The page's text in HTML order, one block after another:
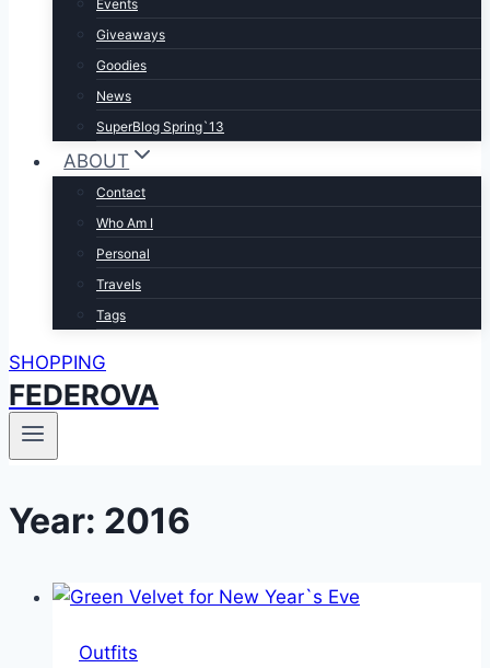
Events
Giveaways
Goodies
News
SuperBlog Spring`13
ABOUT
Contact
Who Am I
Personal
Travels
Tags
SHOPPING
FEDEROVA
Year: 2016
Outfits